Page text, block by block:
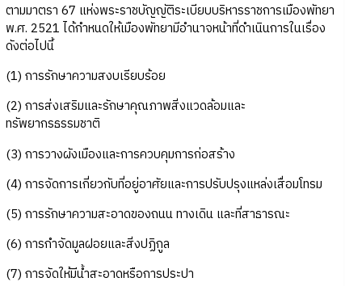
ตามมาตรา 67 แห่งพระราชบัญญัติระเบียบบริหารราชการเมืองพัทยา
พ.ศ. 2521 ได้กำหนดให้เมืองพัทยามีอำนาจหน้าที่ดำเนินการในเรื่อง
ดังต่อไปนี้
(1) การรักษาความสงบเรียบร้อย
(2) การส่งเสริมและรักษาคุณภาพสิ่งแวดล้อมและ
ทรัพยากรธรรมชาติ
(3) การวางผังเมืองและการควบคุมการก่อสร้าง
(4) การจัดการเกี่ยวกับที่อยู่อาศัยและการปรับปรุงแหล่งเสื่อมโทรม
(5) การรักษาความสะอาดของถนน ทางเดิน และที่สาธารณะ
(6) การกำจัดมูลฝอยและสิ่งปฏิกูล
(7) การจัดให้มีน้ำสะอาดหรือการประปา